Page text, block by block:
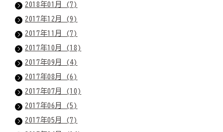
2018年01月 (7)
2017年12月 (9)
2017年11月 (7)
2017年10月 (18)
2017年09月 (4)
2017年08月 (6)
2017年07月 (10)
2017年06月 (5)
2017年05月 (7)